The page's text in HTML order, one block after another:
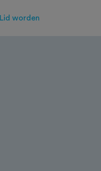
Lid worden